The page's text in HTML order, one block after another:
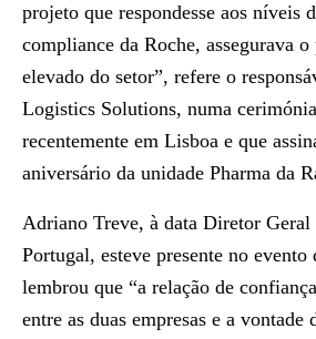
projeto que respondesse aos níveis
compliance da Roche, assegurava
elevado do setor”, refere o
Logistics Solutions, numa
recentemente em Lisboa e que
aniversário da unidade Pharma da
Adriano Treve, à data Diretor Geral
Portugal, esteve presente no evento
lembrou que “a relação de confiança
entre as duas empresas e a